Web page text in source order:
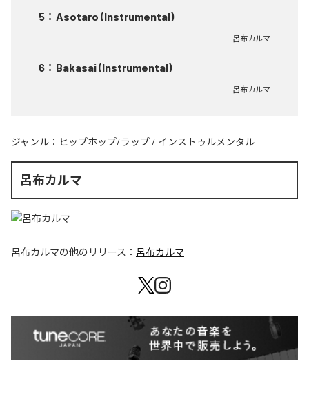
5 ： Asotaro (Instrumental)
呂布カルマ
6 ： Bakasai (Instrumental)
呂布カルマ
ジャンル： ヒップホップ/ラップ / インストゥルメンタル
呂布カルマ
呂布カルマの他のリリース： 呂布カルマ